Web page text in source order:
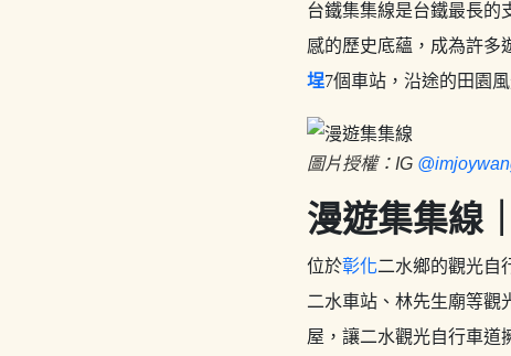
台鐵集集線是台鐵最長的
感的歷史底蘊，成為許多
埕7個車站，沿途的田園
圖片授權：IG
漫遊集集線
位於彰化二水鄉的觀光自
二水車站、林先生廟等觀
屋，讓二水觀光自行車道